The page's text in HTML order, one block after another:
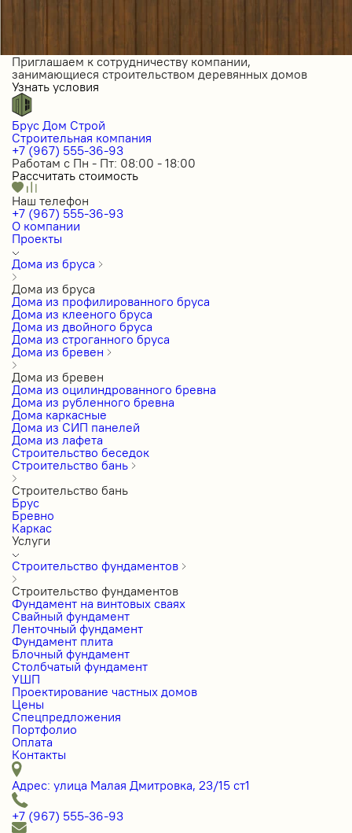
Приглашаем к сотрудничеству компании,
занимающиеся строительством деревянных домов
Узнать условия
Брус Дом Строй
Строительная компания
+7 (967) 555-36-93
Работам с Пн - Пт: 08:00 - 18:00
Рассчитать стоимость
Наш телефон
+7 (967) 555-36-93
О компании
Проекты
Дома из бруса
Дома из бруса
Дома из профилированного бруса
Дома из клееного бруса
Дома из двойного бруса
Дома из строганного бруса
Дома из бревен
Дома из бревен
Дома из оцилиндрованного бревна
Дома из рубленного бревна
Дома каркасные
Дома из СИП панелей
Дома из лафета
Строительство беседок
Строительство бань
Строительство бань
Брус
Бревно
Каркас
Услуги
Строительство фундаментов
Строительство фундаментов
Фундамент на винтовых сваях
Свайный фундамент
Ленточный фундамент
Фундамент плита
Блочный фундамент
Столбчатый фундамент
УШП
Проектирование частных домов
Цены
Спецпредложения
Портфолио
Оплата
Контакты
Адрес: улица Малая Дмитровка, 23/15 ст1
+7 (967) 555-36-93